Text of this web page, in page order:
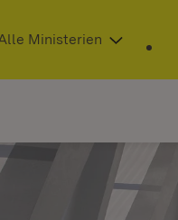
neuem Fenster)
Ministerien